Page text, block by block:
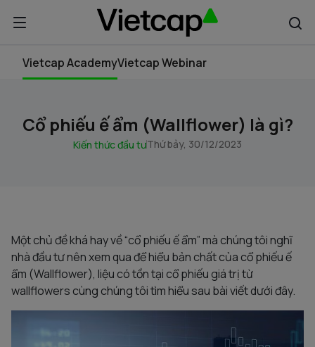
Vietcap AcademyVietcap Webinar
Cổ phiếu ế ẩm (Wallflower) là gì?
Kiến thức đầu tưThứ bảy, 30/12/2023
Một chủ đề khá hay về “cổ phiếu ế ẩm” mà chúng tôi nghĩ
nhà đầu tư nên xem qua để hiểu bản chất của cổ phiếu ế
ẩm (Wallflower), liệu có tồn tại cổ phiếu giá trị từ
wallflowers cùng chúng tôi tìm hiểu sau bài viết dưới đây.